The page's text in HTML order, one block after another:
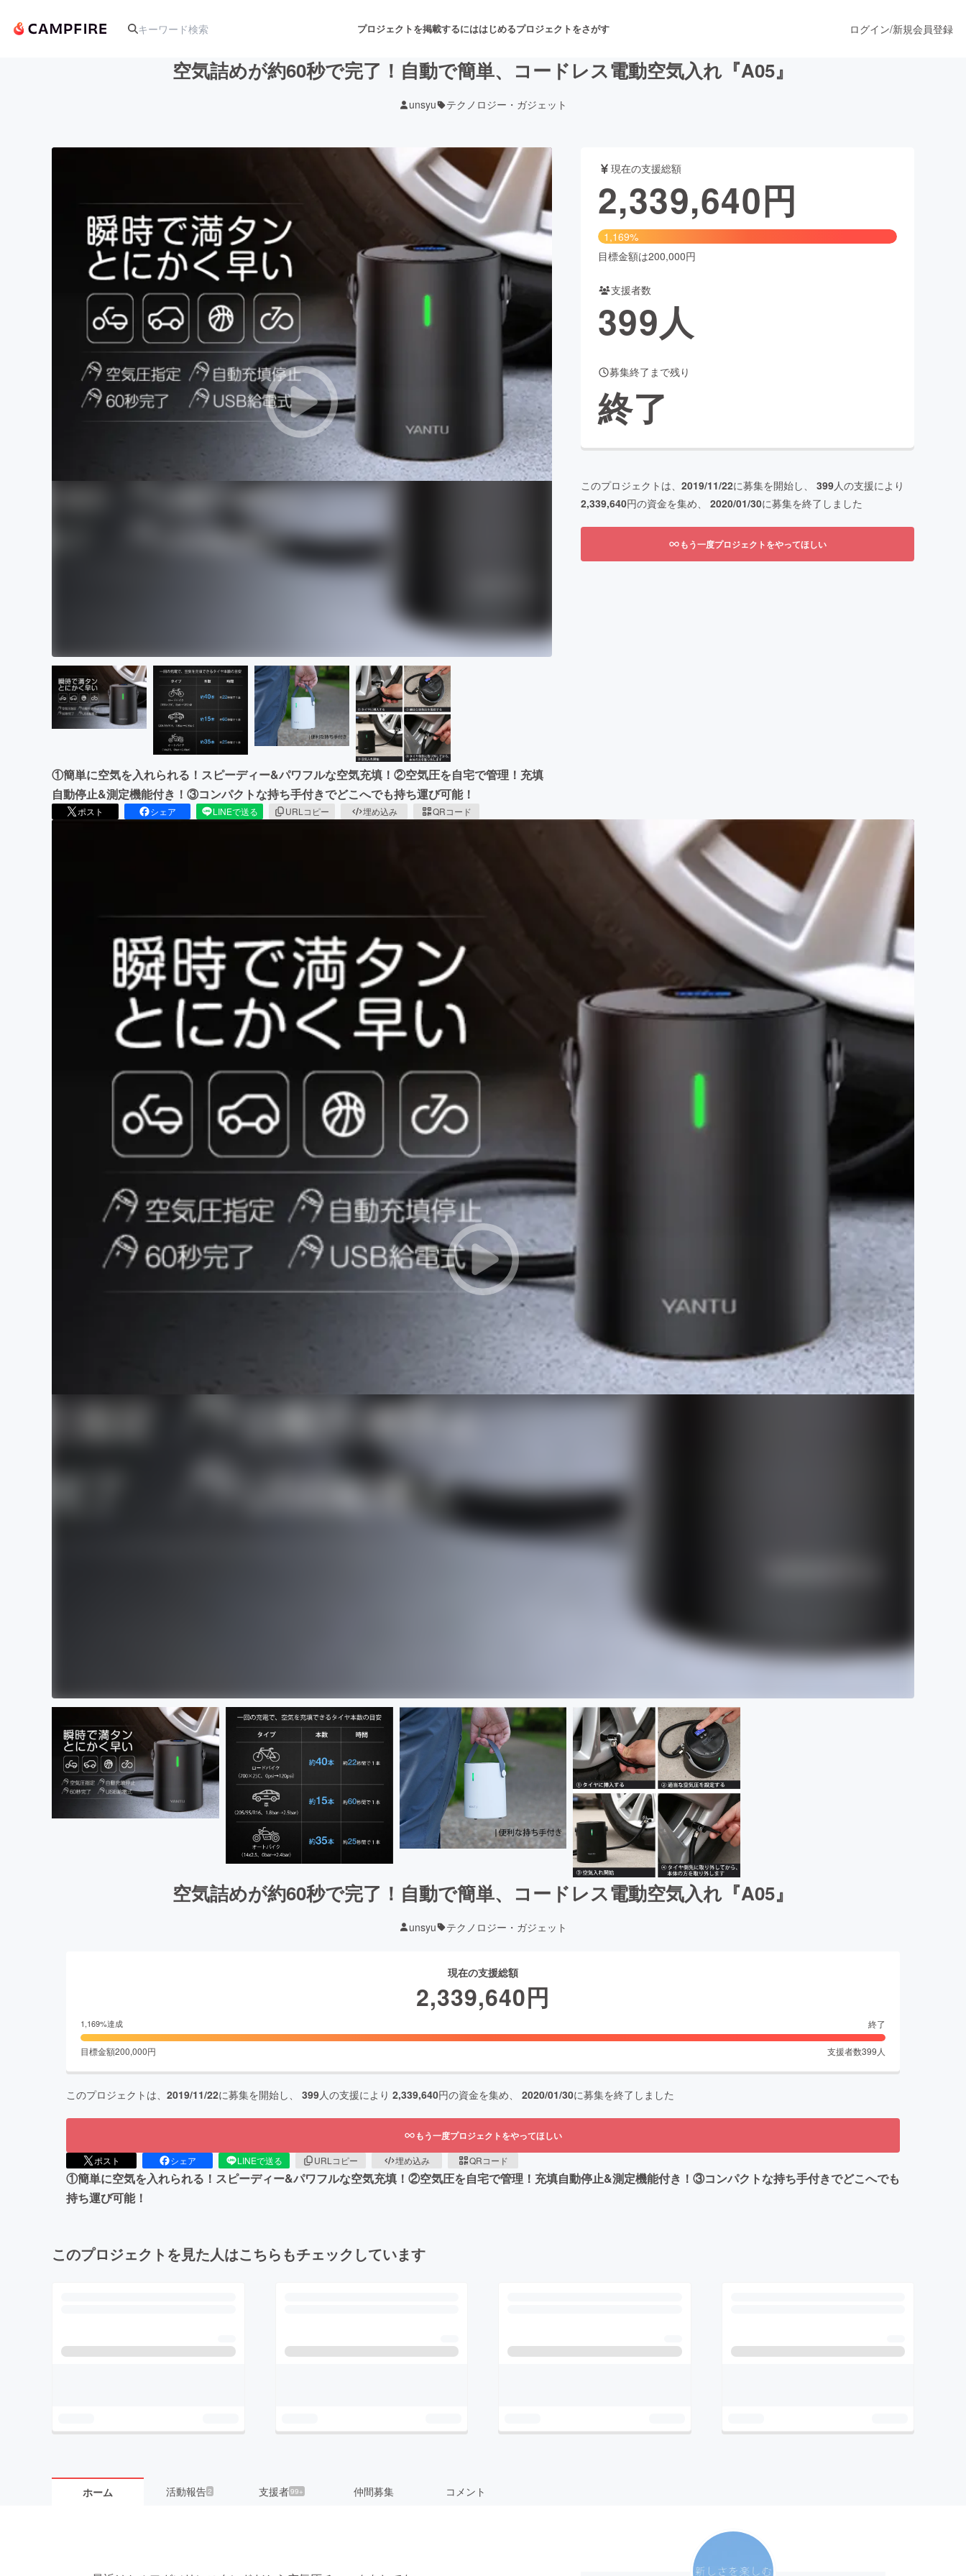
プロジェクトを掲載するにははじめるプロジェクトをさがす
舞台・パフォーマンス
テクノロジー・ガジェット ゲーム・サービス開発 フード・飲食店 ファッション
映像・映画 書籍・雑誌出版 アニメ・漫画
ビジネス・起業 チャレンジ ビューティー・ヘルスケア
まちづくり・地域活性化
CAMPFIRE Creation
machi-ya
ログイン/新規会員登録
空気詰めが約60秒で完了！自動で簡単、コードレス電動空気入れ『A05』
unsyu テクノロジー・ガジェット
①簡単に空気を入れられる！スピーディー&パワフルな空気充填！②空気圧を自宅で管理！充填
自動停止&測定機能付き！③コンパクトな持ち手付きでどこへでも持ち運び可能！
ポスト シェア LINEで送る URLコピー 埋め込み QRコード
現在の支援総額
2,339,640円
1,169%
目標金額は200,000円
支援者数
399人
募集終了まで残り
終了
このプロジェクトは、 2019/11/22に募集を開始し、 399人の支援により
2,339,640円の資金を集め、 2020/01/30に募集を終了しました
もう一度プロジェクトをやってほしい
空気詰めが約60秒で完了！自動で簡単、コードレス電動空気入れ『A05』
unsyu テクノロジー・ガジェット
現在の支援総額
2,339,640円
1,169%達成 終了
目標金額200,000円 支援者数399 人
このプロジェクトは、 2019/11/22に募集を開始し、 399人の支援により 2,339,640円の資金を集め、 2020/01/30に募集を終了しました
もう一度プロジェクトをやってほしい
ポスト シェア LINEで送る URLコピー 埋め込み QRコード
①簡単に空気を入れられる！スピーディー&パワフルな空気充填！②空気圧を自宅で管理！充填自動停止&測定機能付き！③コンパクトな持ち手付きでどこへでも
持ち運び可能！
このプロジェクトを見た人はこちらもチェックしています
ホーム 活動報告2 支援者99+ 仲間募集 コメント